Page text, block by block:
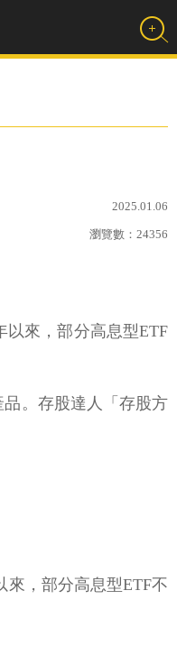
2025.01.06
瀏覽數： 24356
以來，部分高息型ETF
。存股達人「存股方
來，部分高息型ETF不